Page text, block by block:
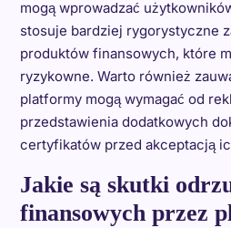
mogą wprowadzać
stosuje bardziej rygorystyczne
produktów finansowych, które
ryzykowne. Warto również
platformy mogą wymagać od
przedstawienia dodatkowych
certyfikatów przed akceptacją
Jakie są skutki
finansowych przez